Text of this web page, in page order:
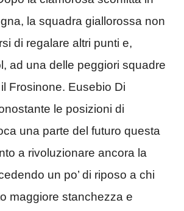
la squadra giallorossa non
di regalare altri punti e,
ad una delle peggiori squadre
Frosinone. Eusebio Di
le posizioni di
una parte del futuro questa
a rivoluzionare ancora la
un po’ di riposo a chi
maggiore stanchezza e